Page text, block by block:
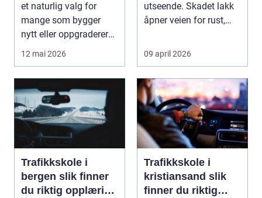
et naturlig valg for
mange som bygger
nytt eller oppgraderer
bolig, hytte og...
12 mai 2026
utseende. Skadet lakk
åpner veien for rust,
09 april 2026
Trafikkskole i
bergen slik finner
du riktig opplæring
Trafikkskole i
kristiansand slik
finner du riktig